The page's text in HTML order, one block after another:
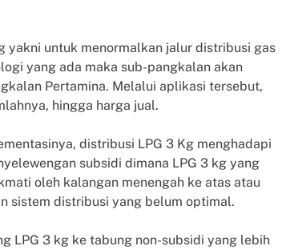
yakni untuk menormalkan jalur distribusi gas
yang ada maka sub-pangkalan akan
Pertamina. Melalui aplikasi tersebut,
hingga harga jual.
distribusi LPG 3 Kg menghadapi
subsidi dimana LPG 3 kg yang
oleh kalangan menengah ke atas atau
sistem distribusi yang belum optimal.
LPG 3 kg ke tabung non-subsidi yang lebih